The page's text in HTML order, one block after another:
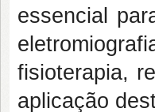
essencial
fisioterapia,
aplicação